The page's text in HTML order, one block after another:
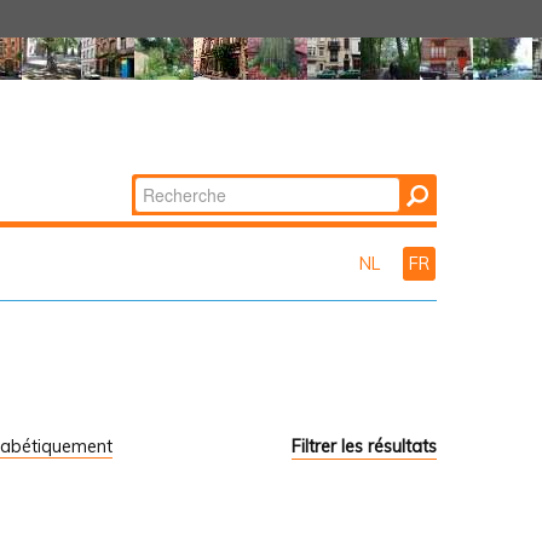
Chercher par
Recherche
NL FR
Filtrer les résultats